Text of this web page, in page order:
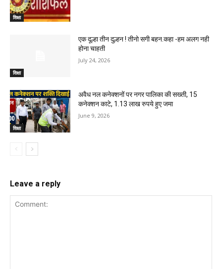
शिक्षा
शिक्षा
एक दूल्हा तीन दुल्हन ! तीनो सगी बहन.कहा -हम अलग नही
होना चाहती
July 24, 2026
शिक्षा
अवैध नल कनेक्शनों पर नगर पालिका की सख्ती, 15
कनेक्शन काटे, 1.13 लाख रुपये हुए जमा
June 9, 2026
Leave a reply